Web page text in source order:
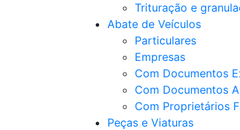
Trituração e
Abate de Veículos
Particulares
Empresas
Com Documentos
Com Documentos
Com Proprietários
Peças e Viaturas